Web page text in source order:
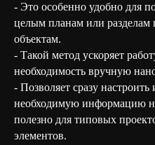
- Это особенно удобно для
целым планам или разделам
объектам.
- Такой метод ускоряет
необходимость вручную
- Позволяет сразу настроить
необходимую информацию
полезно для типовых
элементов.